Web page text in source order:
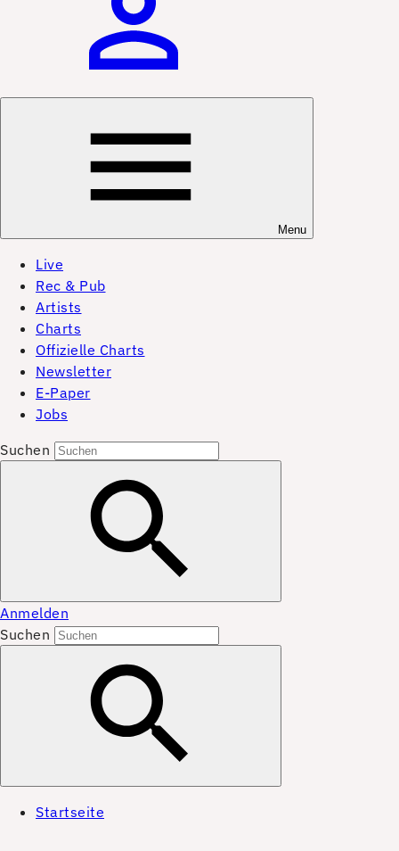
Menu
Live
Rec & Pub
Artists
Charts
Offizielle Charts
Newsletter
E-Paper
Jobs
Suchen
Anmelden
Suchen
Startseite